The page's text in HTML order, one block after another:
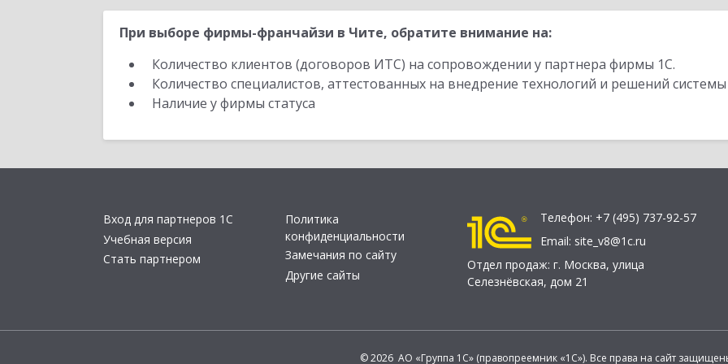
При выборе фирмы-франчайзи в Чите, обратите внимание на:
Количество клиентов (договоров ИТС) на сопровождении у партнера фирмы 1С.
Количество специалистов, аттестованных на внедрение технологий и решений
Наличие у фирмы статуса
Вход для партнеров 1С
Учебная версия
Стать партнером
Политика
конфиденциальности
Замечания по сайту
Другие сайты
Телефон: +7 (495) 737-92-57
Email: site_v8@1c.ru
Отдел продаж: г. Москва, улица
Селезнёвская, дом 21
© 2026 АО «Группа 1С» (правопреемник «1С»). Все права на сайт